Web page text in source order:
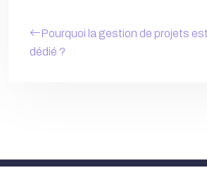
Pourquoi la gestion de projets
dédié ?